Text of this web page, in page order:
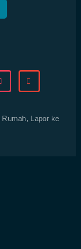
Lapor ke